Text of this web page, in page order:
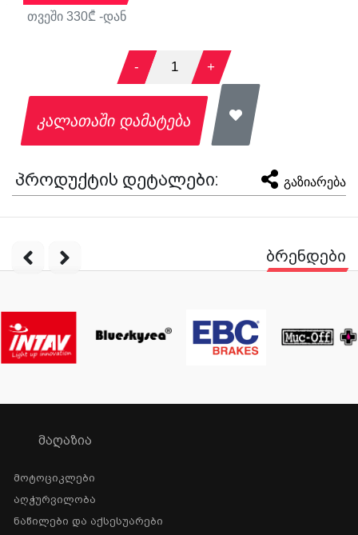
თვეში 330₾ -დან
- 1 +
კალათაში დამატება
პროდუქტის დეტალები: გაზიარება
ბრენდები
ᲛᲐᲦᲐᲖᲘᲐ
Მოტოციკლები
Აღჭურვილობა
Ნაწილები Და Აქსესუარები